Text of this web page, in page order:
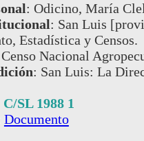
: Odicino, María
: San Luis
Estadística y Censos.
Censo Nacional
: San Luis: La
C/SL 1988 1
Documento